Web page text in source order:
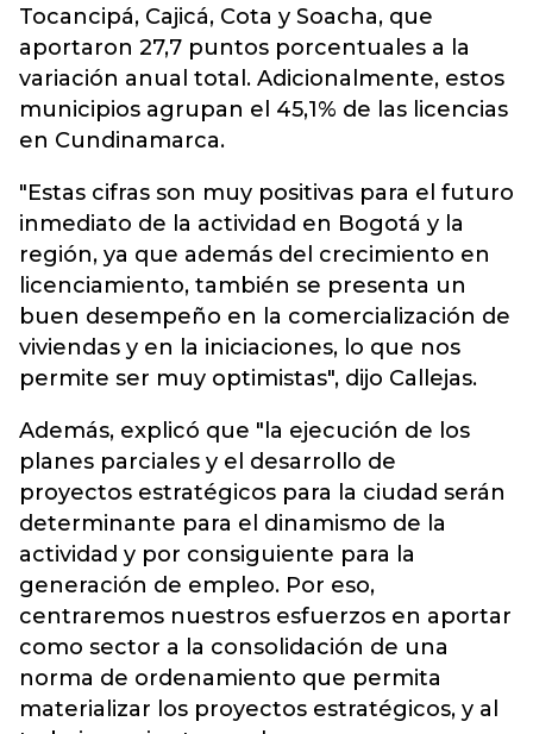
Tocancipá, Cajicá, Cota y Soacha, que
aportaron 27,7 puntos porcentuales a la
variación anual total. Adicionalmente, estos
municipios agrupan el 45,1% de las licencias
en Cundinamarca.
"Estas cifras son muy positivas para el futuro
inmediato de la actividad en Bogotá y la
región, ya que además del crecimiento en
licenciamiento, también se presenta un
buen desempeño en la comercialización de
viviendas y en la iniciaciones, lo que nos
permite ser muy optimistas", dijo Callejas.
Además, explicó que "la ejecución de los
planes parciales y el desarrollo de
proyectos estratégicos para la ciudad serán
determinante para el dinamismo de la
actividad y por consiguiente para la
generación de empleo. Por eso,
centraremos nuestros esfuerzos en aportar
como sector a la consolidación de una
norma de ordenamiento que permita
materializar los proyectos estratégicos, y al